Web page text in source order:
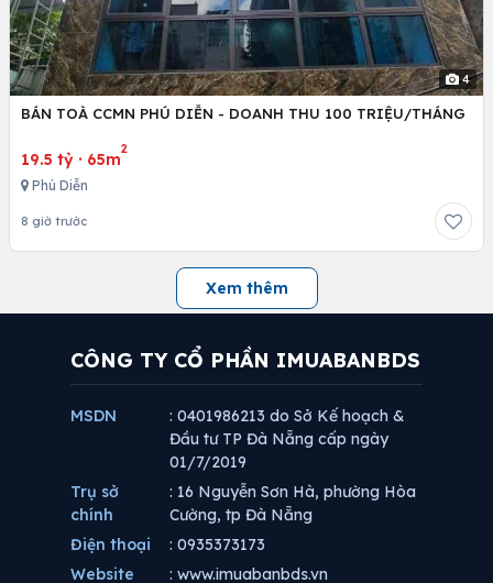
4
BÁN TOÀ CCMN PHÚ DIỄN - DOANH THU 100 TRIỆU/THÁNG
19.5 tỷ · 65m
2
Phú Diễn
8 giờ trước
Xem thêm
CÔNG TY CỔ PHẦN IMUABANBDS
MSDN
: 0401986213 do Sở Kế hoạch &
Đầu tư TP Đà Nẵng cấp ngày
01/7/2019
Trụ sở
chính
: 16 Nguyễn Sơn Hà, phường Hòa
Cường, tp Đà Nẵng
Điện thoại
: 0935373173
Website
: www.imuabanbds.vn